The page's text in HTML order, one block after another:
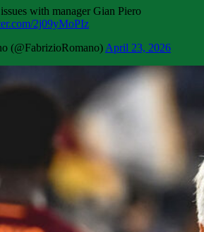
with manager Gian Piero
2j09yMoPIz
(@FabrizioRomano)April 23, 2026